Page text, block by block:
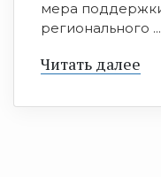
мера
регионального ...
Читать далее